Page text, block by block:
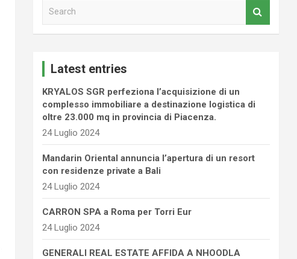
Latest entries
KRYALOS SGR perfeziona l’acquisizione di un
complesso immobiliare a destinazione logistica di
oltre 23.000 mq in provincia di Piacenza.
24 Luglio 2024
Mandarin Oriental annuncia l’apertura di un resort
con residenze private a Bali
24 Luglio 2024
CARRON SPA a Roma per Torri Eur
24 Luglio 2024
GENERALI REAL ESTATE AFFIDA A NHOODLA